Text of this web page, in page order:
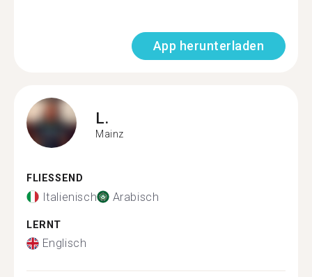
App herunterladen
L.
Mainz
FLIESSEND
Italienisch Arabisch
LERNT
Englisch